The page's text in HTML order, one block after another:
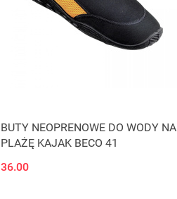
BUTY NEOPRENOWE DO WODY NA
PLAŻĘ KAJAK BECO 41
36.00